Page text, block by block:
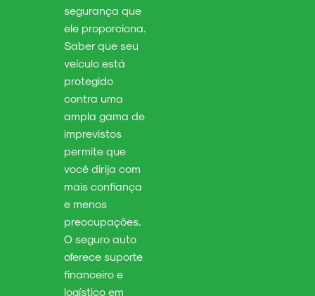
segurança que
ele proporciona.
Saber que seu
veículo está
protegido
contra uma
ampla gama de
imprevistos
permite que
você dirija com
mais confiança
e menos
preocupações.
O seguro auto
oferece suporte
financeiro e
logístico em